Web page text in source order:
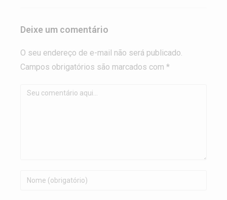
Deixe um comentário
O seu endereço de e-mail não será publicado.
Campos obrigatórios são marcados com *